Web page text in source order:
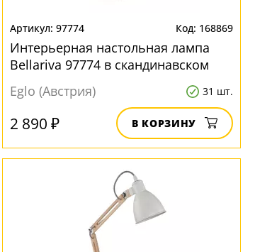
97774 168869
Интерьерная настольная лампа
Bellariva 97774 в скандинавском
стиле
Eglo (Австрия) 31 шт.
2 890 ₽ В КОРЗИНУ